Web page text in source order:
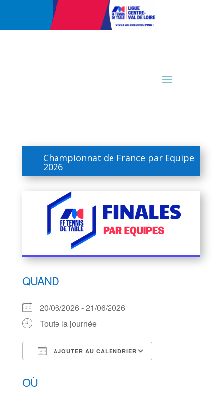
Championnat de France par Equipe
2026
QUAND
20/06/2026 - 21/06/2026
Toute la journée
AJOUTER AU CALENDRIER
OÙ